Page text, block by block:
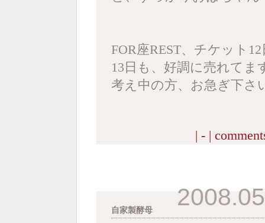
FOR座REST、チケット
13日も、好調に売れてま
考え中の方、お急ぎ下さ
| - |
自家製酵母